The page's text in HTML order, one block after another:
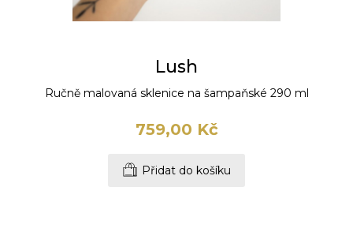
Lush
Ručně malovaná sklenice na šampaňské 290 ml
759,00 Kč
Přidat do košíku